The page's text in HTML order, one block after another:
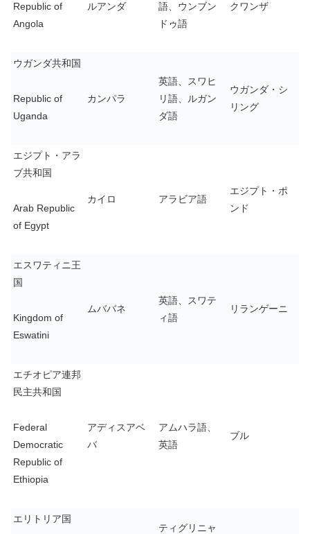
Republic of
Angola
ルアンダ
語、ウンブン
ドゥ語
クワンザ
ウガンダ共和国
Republic of
Uganda
カンパラ
英語、スワヒ
リ語、ルガン
ダ語
ウガンダ・シ
リング
エジプト・アラ
ブ共和国
Arab Republic
of Egypt
カイロ アラビア語
エジプト・ポ
ンド
エスワティニ王
国
Kingdom of
Eswatini
ムババネ
英語、スワテ
ィ語
リランゲーニ
エチオピア連邦
民主共和国
Federal
Democratic
Republic of
Ethiopia
アディスアベ
バ
アムハラ語、
英語
ブル
エリトリア国
ティグリニャ